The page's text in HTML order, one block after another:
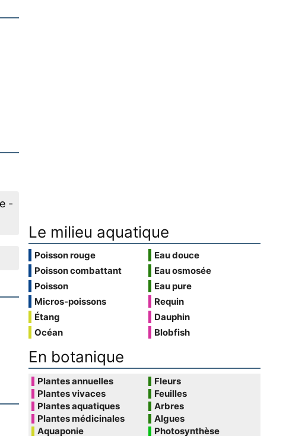
-
Le milieu aquatique
Poisson rouge
Poisson combattant
Poisson
Micros-poissons
Étang
Océan
Eau douce
Eau osmosée
Eau pure
Requin
Dauphin
Blobfish
En botanique
Plantes annuelles
Plantes vivaces
Plantes aquatiques
Plantes médicinales
Aquaponie
Fleurs
Feuilles
Arbres
Algues
Photosynthèse